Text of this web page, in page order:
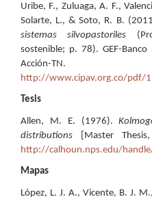
Uribe, F., Zuluaga, A. F.,
Solarte, L., & Soto, R. B.
sistemas silvopastoriles
sostenible; p. 78). GEF-Banco
Acción-TN.
http://www.cipav.org.co/pdf/
Tesis
Allen, M. E. (1976).
distributions [Master
http://calhoun.nps.edu/
Mapas
López, L. J. A., Vicente, B. J.